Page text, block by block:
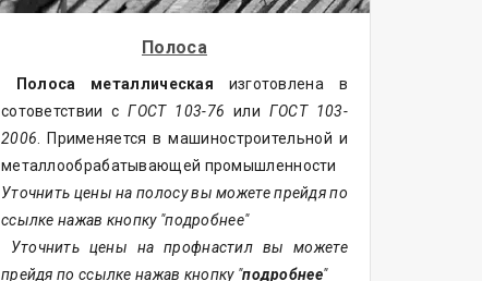
Полоса
Полоса металлическая изготовлена в
сотоветствии сГОСТ 103-76 или ГОСТ 103-
2006 . Применяется в машиностроительной и
металлообрабатывающей промышленности
Уточнить цены на полосу вы можете прейдя по
ссылке нажав кнопку "подробнее"
Уточнить цены на профнастил вы можете
прейдя по ссылке нажав кнопку "подробнее"